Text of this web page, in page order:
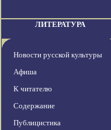
ЛИТЕРАТУРА
Новости русской культуры
Афиша
К читателю
Содержание
Публицистика